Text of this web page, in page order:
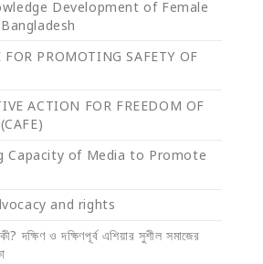
Development of Female
FOR PROMOTING SAFETY OF
ACTION FOR FREEDOM OF
Capacity of Media to Promote
and rights
দক্ষিণ ও দক্ষিণপূর্ব এশিয়ার সুশীল সমাজের